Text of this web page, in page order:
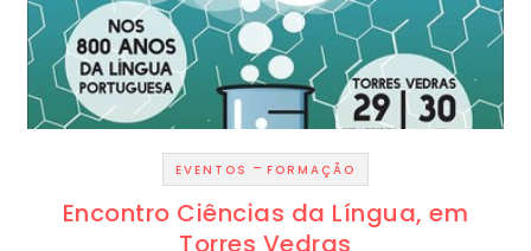
EVENTOS - FORMAÇÃO
Encontro Ciências da Língua, em
Torres Vedras